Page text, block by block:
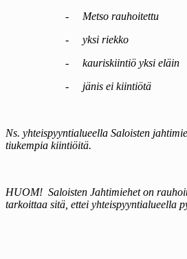
-
Metso rauhoitettu
-
yksi riekko
-
kauriskiintiö yksi eläin
-
jänis ei kiintiötä
Ns. yhteispyyntialueella Saloisten
tiukempia kiintiöitä.
HUOM! Saloisten Jahtimiehet on
tarkoittaa sitä, ettei yhteispyyntialueella